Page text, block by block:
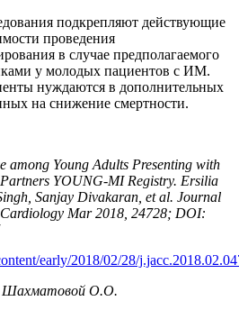
подкрепляют действующие
проведения
в случае предполагаемого
у молодых пациентов с ИМ.
нуждаются в дополнительных
на снижение смертности.
among Young Adults Presenting with
YOUNG-MI Registry. Ersilia
Sanjay Divakaran, et al. Journal
Mar 2018, 24728; DOI:
early/2018/02/28/
Шахматовой О.О.